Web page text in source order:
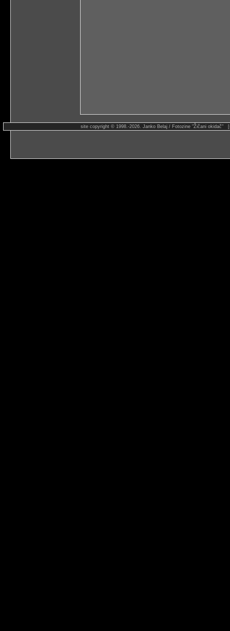
site copyright © 1998.-2026. Janko Belaj / Fotozine "Žičani okidač"